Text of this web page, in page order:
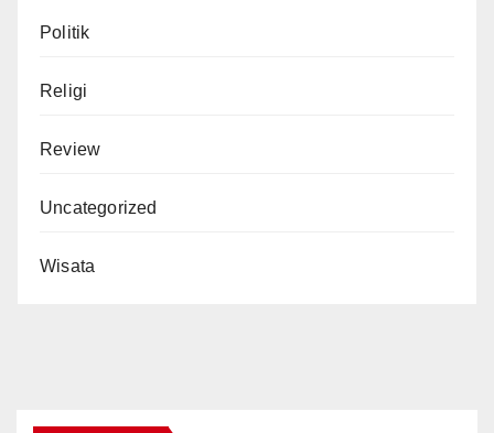
Politik
Religi
Review
Uncategorized
Wisata